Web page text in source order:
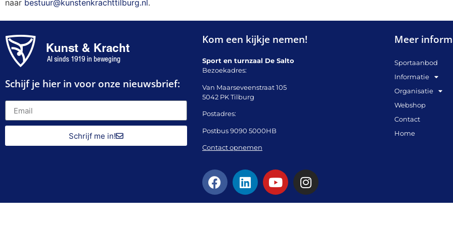
naar bestuur@kunstenkrachttilburg.nl .
Schijf je hier in voor onze nieuwsbrief:
Schrijf me in!
Kom een kijkje nemen!
Sport en turnzaal De Salto
Bezoekadres:
Van Maarseveenstraat 105
5042 PK Tilburg
Postadres:
Postbus 9090 5000HB
Contact opnemen
Meer
Sportaanbod
Informatie
Organisatie
Webshop
Contact
Home